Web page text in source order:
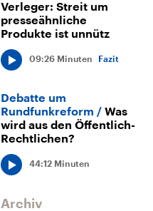
Verleger: Streit um
presseähnliche
Produkte ist unnütz
09:26 Minuten Fazit
Debatte um
Rundfunkreform
Was
wird aus den Öffentlich-
Rechtlichen?
44:12 Minuten
Archiv